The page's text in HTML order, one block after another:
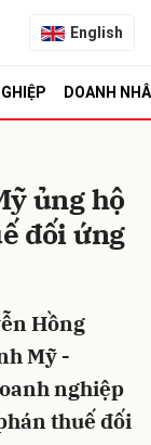
English
DOANH
ủng hộ
đối ứng
Hồng
Mỹ -
nghiệp
thuế đối
Hủy